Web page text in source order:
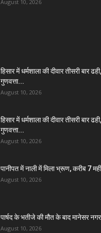
August 10, 2026
हिसार में धर्मशाला की दीवार तीसरी बार
गुणवत्ता...
August 10, 2026
हिसार में धर्मशाला की दीवार तीसरी बार
गुणवत्ता...
August 10, 2026
पानीपत में नाली में मिला भ्रूण, करीब 7
August 10, 2026
पार्षद के भतीजे की मौत के बाद मानेसर
August 10, 2026